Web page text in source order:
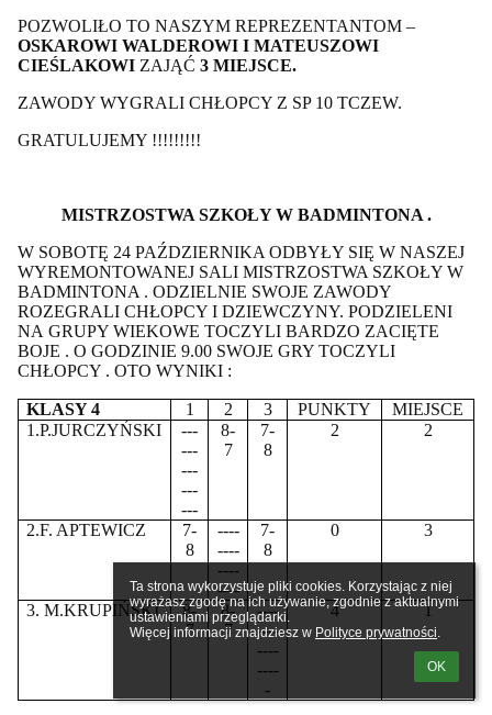
Ta strona wykorzystuje pliki cookies. Korzystając z niej
wyrażasz zgodę na ich używanie, zgodnie z aktualnymi
ustawieniami przeglądarki.
Więcej informacji znajdziesz w Polityce prywatności.
OK
POZWOLIŁO TO NASZYM REPREZENTANTOM –
OSKAROWI WALDEROWI I MATEUSZOWI
CIEŚLAKOWI ZAJĄĆ 3 MIEJSCE.
ZAWODY WYGRALI CHŁOPCY Z SP 10 TCZEW.
GRATULUJEMY !!!!!!!!!
MISTRZOSTWA SZKOŁY W BADMINTONA .
W SOBOTĘ 24 PAŹDZIERNIKA ODBYŁY SIĘ W NASZEJ
WYREMONTOWANEJ SALI MISTRZOSTWA SZKOŁY W
BADMINTONA . ODZIELNIE SWOJE ZAWODY
ROZEGRALI CHŁOPCY I DZIEWCZYNY. PODZIELENI
NA GRUPY WIEKOWE TOCZYLI BARDZO ZACIĘTE
BOJE . O GODZINIE 9.00 SWOJE GRY TOCZYLI
CHŁOPCY . OTO WYNIKI :
KLASY 4 1 2 3 PUNKTY
MIEJSCE
1.P.JURCZYŃSKI
---
---
---
---
---
8-
7
7-
8
2 2
2.F. APTEWICZ
7-
8
----
----
----
----
7-
8
0 3
3. M.KRUPIŃSKI
8-
7
8-
7
----
----
----
----
-
4 1